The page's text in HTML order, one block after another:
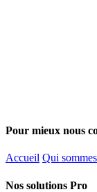
Pour mieux nous
Accueil Qui
Nos solutions Pro